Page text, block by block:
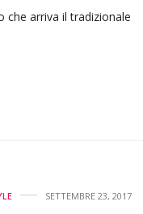
che arriva il tradizionale
SETTEMBRE 23, 2017